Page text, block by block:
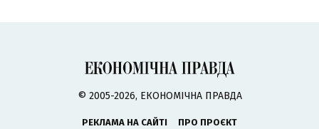
© 2005-2026, ЕКОНОМІЧНА ПРАВДА
РЕКЛАМА НА САЙТІ
ПРО ПРОЄКТ